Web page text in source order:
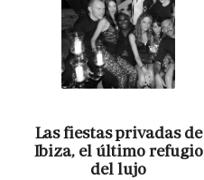
Las fiestas privadas de
Ibiza, el último refugio
del lujo